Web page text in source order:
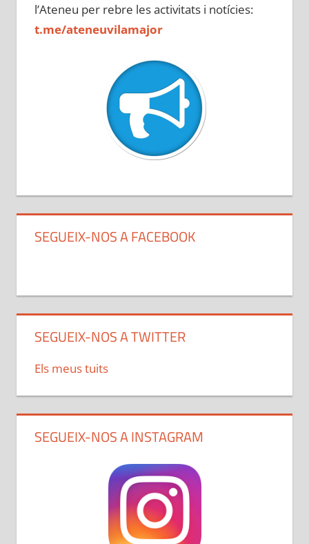
l’Ateneu per rebre les activitats i notícies:
t.me/ateneuvilamajor
SEGUEIX-NOS A FACEBOOK
SEGUEIX-NOS A TWITTER
Els meus tuits
SEGUEIX-NOS A INSTAGRAM